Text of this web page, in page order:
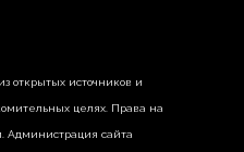
открытых источников и
целях. Права на
Администрация сайта